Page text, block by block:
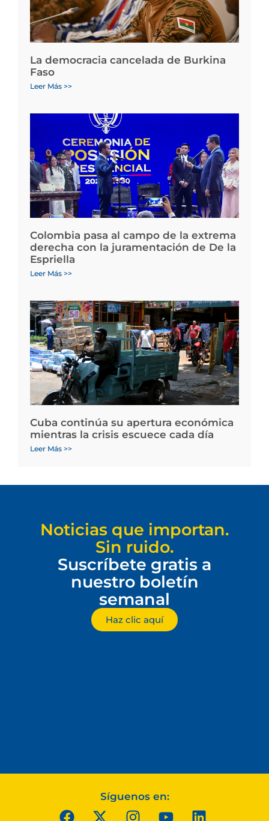
La democracia cancelada de Burkina
Faso
Leer Más >>
Colombia pasa al campo de la extrema
derecha con la juramentación de De la
Espriella
Leer Más >>
Cuba continúa su apertura económica
mientras la crisis escuece cada día
Leer Más >>
Noticias que importan.
Sin ruido.
Suscríbete gratis a
nuestro boletín
semanal
Haz clic aquí
Síguenos en: